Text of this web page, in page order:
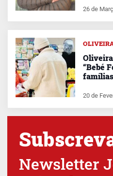
26 de
“Bebé
famílias
20 de
Newsletter